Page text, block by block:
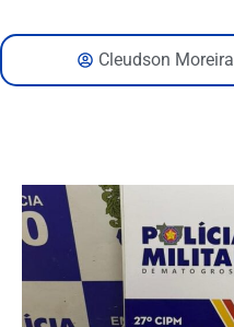
Cleudson Moreira